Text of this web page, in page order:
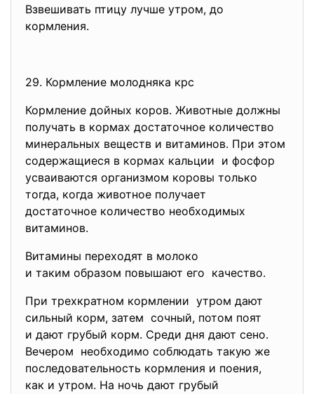
Взвешивать птицу лучше утром, до
кормления.
29. Кормление молодняка крс
Кормление дойных коров. Животные должны
получать в кормах достаточное количество
минеральных веществ и витаминов. При этом
содержащиеся в кормах кальции и фосфор
усваиваются организмом коровы только
тогда, когда животное получает
достаточное количество необходимых
витаминов.
Витамины переходят в молоко
и таким образом повышают его качество.
При трехкратном кормлении утром дают
сильный корм, затем сочный, потом поят
и дают грубый корм. Среди дня дают сено.
Вечером необходимо соблюдать такую же
последовательность кормления и поения,
как и утром. На ночь дают грубый